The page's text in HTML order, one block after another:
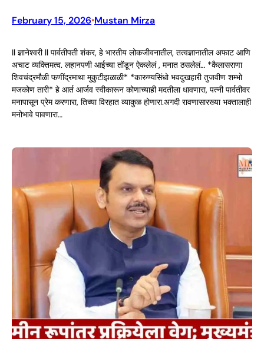
February 15, 2026•Mustan Mirza
Il ज्ञानेश्वरी ll पार्वतीपती शंकर, हे भारतीय लोकजीवनातील, तत्वज्ञानातील अफाट आणि
अचाट व्यक्तिमत्व. लहानपणी आईच्या तोंडून ऐकलेलं , मनात ठसलेलं… *कैलासराणा
शिवचंद्रमौळी फणींद्रमाथा मुकुटीझळाळी* *कारुण्यसिंधो भवदुखहारी तुजवीण शम्भो
मजकोण तारी* हे आर्त आर्जव स्वीकारून कोणाच्याही मदतीला धावणारा, पत्नी पार्वतीवर
मनापासून प्रेम करणारा, तिच्या विरहात व्याकुळ होणारा.अगदी रावणासारख्या भक्तालाही
मनोभावे पावणारा…